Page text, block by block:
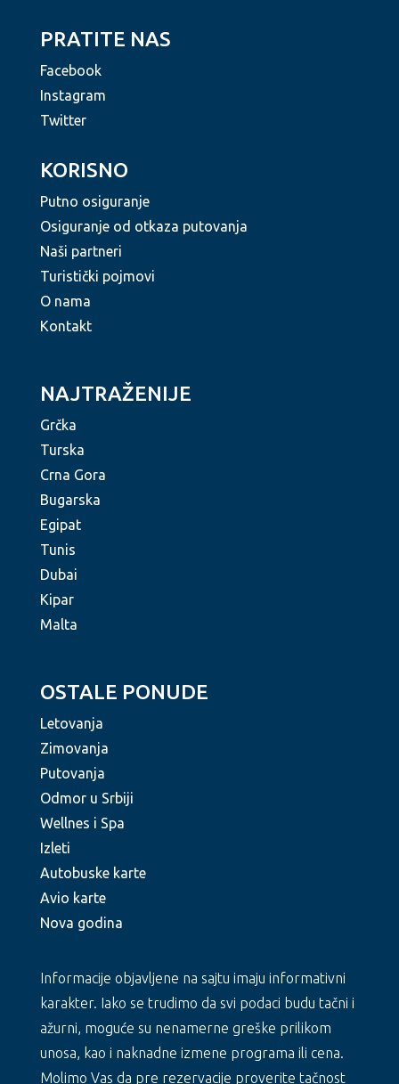
PRATITE NAS
Facebook
Instagram
Twitter
KORISNO
Putno osiguranje
Osiguranje od otkaza putovanja
Naši partneri
Turistički pojmovi
O nama
Kontakt
NAJTRAŽENIJE
Grčka
Turska
Crna Gora
Bugarska
Egipat
Tunis
Dubai
Kipar
Malta
OSTALE PONUDE
Letovanja
Zimovanja
Putovanja
Odmor u Srbiji
Wellnes i Spa
Izleti
Autobuske karte
Avio karte
Nova godina
Informacije objavljene na sajtu imaju informativni
karakter. Iako se trudimo da svi podaci budu tačni i
ažurni, moguće su nenamerne greške prilikom
unosa, kao i naknadne izmene programa ili cena.
Molimo Vas da pre rezervacije proverite tačnost